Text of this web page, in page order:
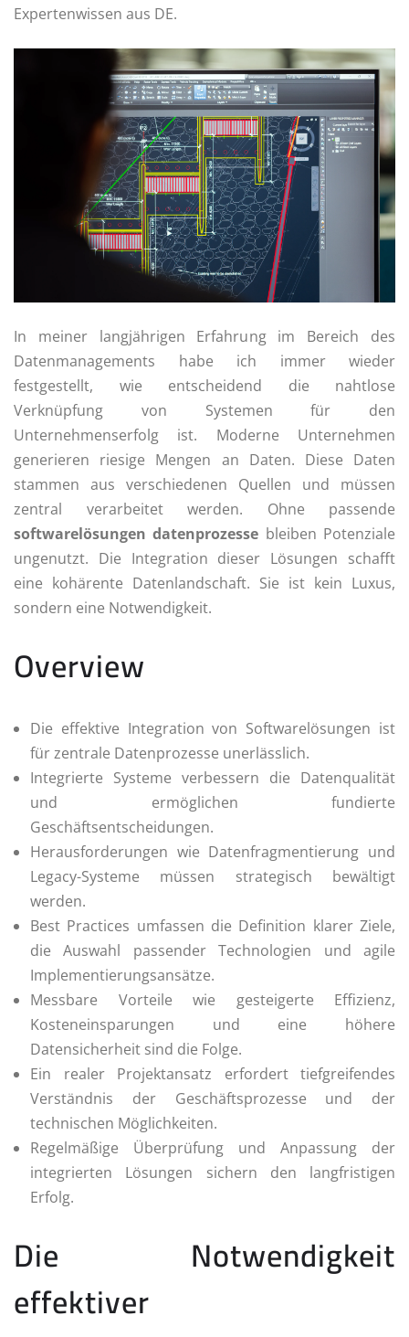
Expertenwissen aus DE.
In meiner langjährigen Erfahrung im Bereich des
Datenmanagements habe ich immer wieder
festgestellt, wie entscheidend die nahtlose
Verknüpfung von Systemen für den
Unternehmenserfolg ist. Moderne Unternehmen
generieren riesige Mengen an Daten. Diese Daten
stammen aus verschiedenen Quellen und müssen
zentral verarbeitet werden. Ohne passende
softwarelösungen datenprozesse bleiben Potenziale
ungenutzt. Die Integration dieser Lösungen schafft
eine kohärente Datenlandschaft. Sie ist kein Luxus,
sondern eine Notwendigkeit.
Overview
Die effektive Integration von Softwarelösungen ist
für zentrale Datenprozesse unerlässlich.
Integrierte Systeme verbessern die Datenqualität
und ermöglichen fundierte
Geschäftsentscheidungen.
Herausforderungen wie Datenfragmentierung und
Legacy-Systeme müssen strategisch bewältigt
werden.
Best Practices umfassen die Definition klarer Ziele,
die Auswahl passender Technologien und agile
Implementierungsansätze.
Messbare Vorteile wie gesteigerte Effizienz,
Kosteneinsparungen und eine höhere
Datensicherheit sind die Folge.
Ein realer Projektansatz erfordert tiefgreifendes
Verständnis der Geschäftsprozesse und der
technischen Möglichkeiten.
Regelmäßige Überprüfung und Anpassung der
integrierten Lösungen sichern den langfristigen
Erfolg.
Die Notwendigkeit
effektiver